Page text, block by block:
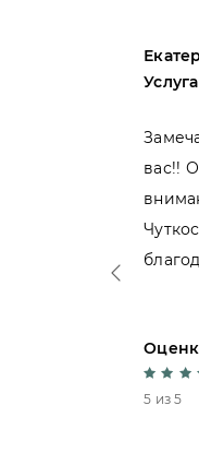
вас!!
5 из 5